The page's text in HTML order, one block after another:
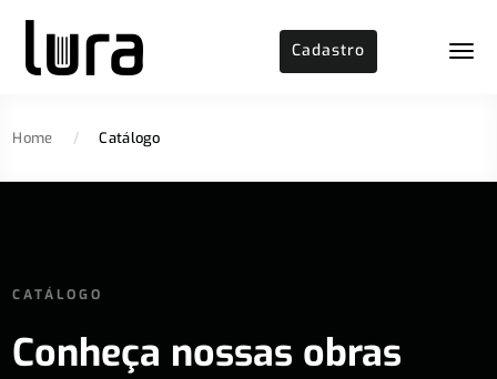
Cadastro
Home / Catálogo
CATÁLOGO
Conheça nossas obras